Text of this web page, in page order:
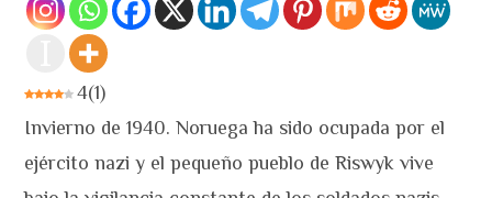
4(1)
Invierno de 1940. Noruega ha sido ocupada por el
ejército nazi y el pequeño pueblo de Riswyk vive